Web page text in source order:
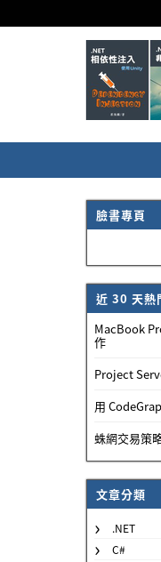
臉書專頁
近 30 天熱
MacBook
作
Project
用
蛛網交易策
文章分類
.NET
C#